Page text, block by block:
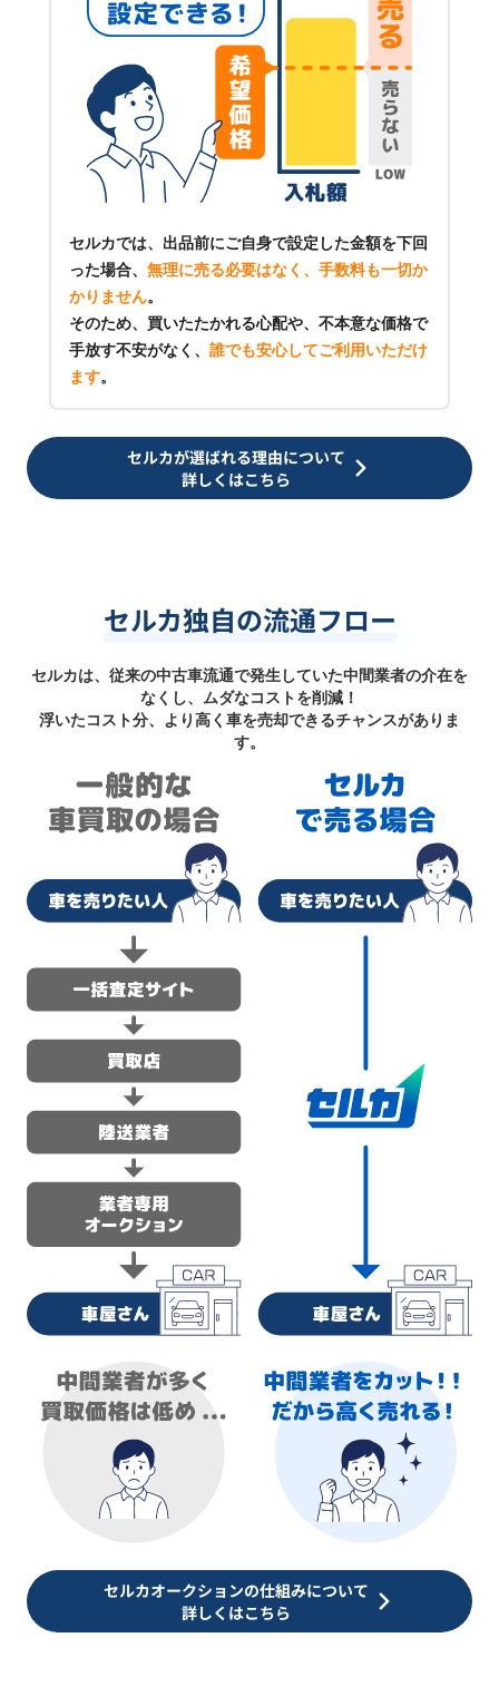
セルカでは、出品前にご自身で設定した金額を下回
った場合、 無理に売る必要はなく、手数料も一切か
かりません。
そのため、買いたたかれる心配や、不本意な価格で
手放す不安がなく、 誰でも安心してご利用いただけ
ます。
セルカが選ばれる理由について
詳しくはこちら
セルカ独自の流通フロー
セルカは、従来の中古車流通で発生していた中間業者の介在を
なくし、ムダなコストを削減！
浮いたコスト分、より高く車を売却できるチャンスがありま
す。
セルカオークションの仕組みについて
詳しくはこちら